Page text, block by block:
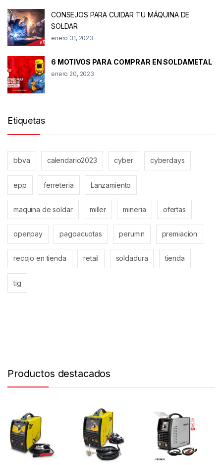
CONSEJOS PARA CUIDAR TU MÁQUINA DE
SOLDAR
enero 31, 2023
6 MOTIVOS PARA COMPRAR EN SOLDAMETAL
enero 20, 2023
Etiquetas
bbva calendario2023 cyber cyberdays
epp ferreteria Lanzamiento
maquina de soldar miller mineria ofertas
openpay pagoacuotas perumin premiacion
recojo en tienda retail soldadura tienda
tig
Productos destacados